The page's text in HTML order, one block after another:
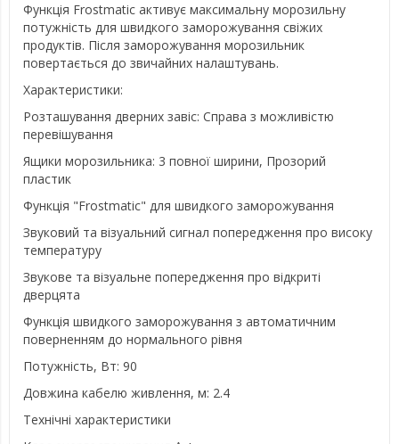
Функція Frostmatic активує максимальну морозильну
потужність для швидкого заморожування свіжих
продуктів. Після заморожування морозильник
повертається до звичайних налаштувань.
Характеристики:
Розташування дверних завіс: Справа з можливістю
перевішування
Ящики морозильника: 3 повної ширини, Прозорий
пластик
Функція "Frostmatic" для швидкого заморожування
Звуковий та візуальний сигнал попередження про високу
температуру
Звукове та візуальне попередження про відкриті
дверцята
Функція швидкого заморожування з автоматичним
поверненням до нормального рівня
Потужність, Вт: 90
Довжина кабелю живлення, м: 2.4
Технічні характеристики